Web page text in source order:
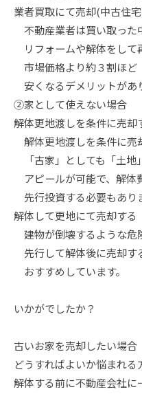
業者買取にて売却(中古住
不動産業者は買い取った
リフォームや解体をして
市場価格より約３割ほど
安くなるデメリットがあ
②家として使えない場合
解体更地渡しを条件に売却
解体更地渡しを条件に売
「古家」としても「土地
アピールが可能で、解体
先行投資する必要もあり
解体して更地にて売却する
建物が倒壊するような危
先行して解体後に売却す
おすすめしています。
いかがでしたか？
古いお家を売却したい場合
どうすればよいか悩まれる
解体する前に不動産会社に